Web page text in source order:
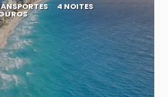
4 NOITES